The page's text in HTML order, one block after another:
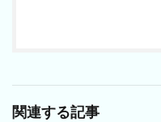
関連する記事